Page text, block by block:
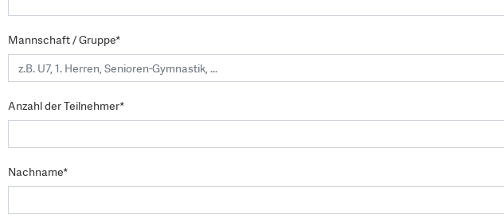
Mannschaft / Gruppe*
Anzahl der Teilnehmer*
Nachname*